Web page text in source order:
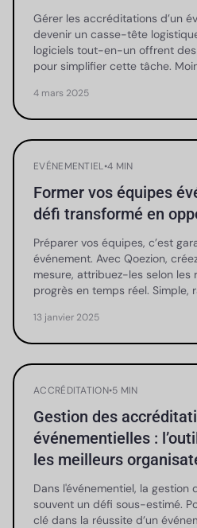
Gérer les accréditations d’un
devenir un casse-tête
logiciels tout-en-un offrent
pour simplifier cette tâche.
4 mars 2025
EVÉNEMENTIEL•4 MIN
Former vos équipes
défi transformé en
Préparer vos équipes, c’est
événement. Avec Qoezion,
mesure, attribuez-les selon les
progrès en temps réel. Simple,
13 janvier 2025
ACCRÉDITATION•5 MIN
Gestion des
événementielles :
les meilleurs
Dans l'événementiel, la
souvent un défi sous-estimé.
clé dans la réussite d’un